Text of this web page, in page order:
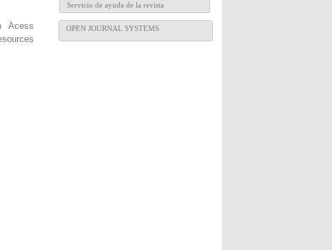
Servicio de ayuda de la revista
OPEN JOURNAL SYSTEMS
Acess